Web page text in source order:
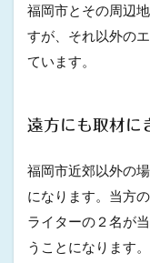
福岡市とその周辺
すが、それ以外の
ています。
遠方にも取材に
福岡市近郊以外の
になります。当方
ライターの２名が
うことになります。